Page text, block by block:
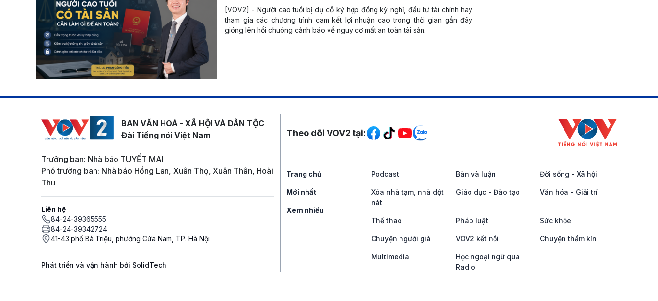
[VOV2] - Người cao tuổi bị dụ dỗ ký hợp đồng kỳ nghỉ, đầu tư tài chính hay
tham gia các chương trình cam kết lợi nhuận cao trong thời gian gần đây
gióng lên hồi chuông cảnh báo về nguy cơ mất an toàn tài sản.
BAN VĂN HOÁ - XÃ HỘI VÀ DÂN TỘC
Đài Tiếng nói Việt Nam
Trưởng ban: Nhà báo TUYẾT MAI
Phó trưởng ban: Nhà báo Hồng Lan, Xuân Thọ, Xuân Thân, Hoài
Thu
Liên hệ
84-24-39365555
84-24-39342724
41-43 phố Bà Triệu, phường Cửa Nam, TP. Hà Nội
Phát triển và vận hành bởi SolidTech
Mạng xã hội
Theo dõi VOV2 tại:
Trang chủ
Mới nhất
Xem nhiều
Podcast Bàn và luận Đời sống - Xã hội
Xóa nhà tạm, nhà dột
nát
Giáo dục - Đào tạo Văn hóa - Giải trí
Thể thao Pháp luật Sức khỏe
Chuyện người già VOV2 kết nối Chuyện thầm kín
Multimedia
Học ngoại ngữ qua
Radio